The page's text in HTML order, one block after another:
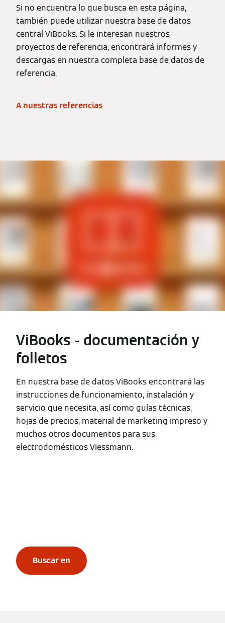
Si no encuentra lo que busca en esta página,
también puede utilizar nuestra base de datos
central ViBooks. Si le interesan nuestros
proyectos de referencia, encontrará informes y
descargas en nuestra completa base de datos de
referencia.
A nuestras referencias
ViBooks - documentación y
folletos
En nuestra base de datos ViBooks encontrará las
instrucciones de funcionamiento, instalación y
servicio que necesita, así como guías técnicas,
hojas de precios, material de marketing impreso y
muchos otros documentos para sus
electrodomésticos Viessmann.
Buscar en